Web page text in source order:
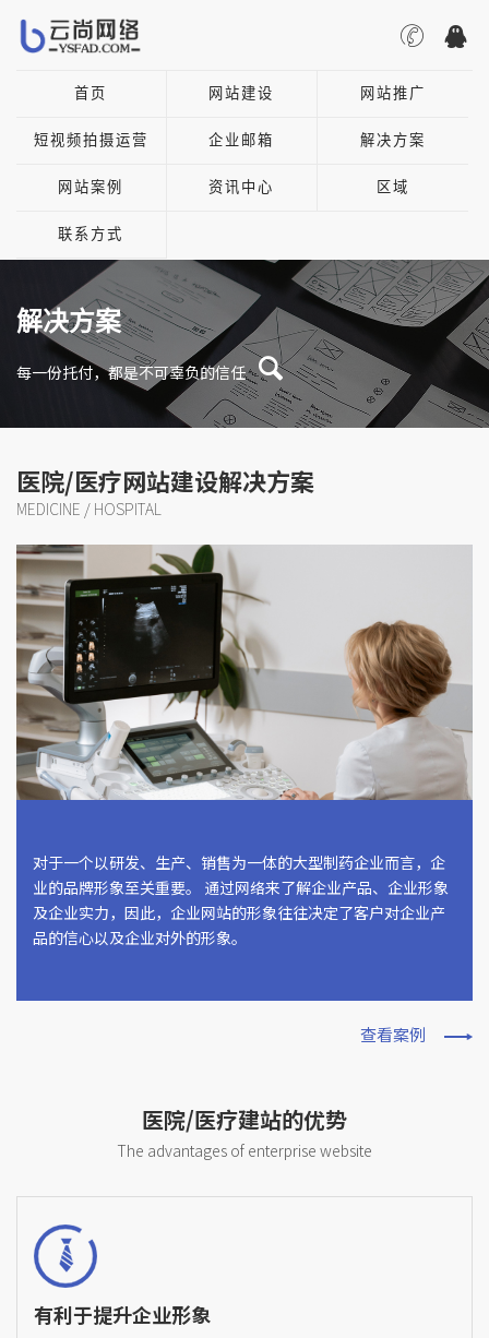
首页 网站建设 网站推广
短视频拍摄运营 企业邮箱 解决方案
网站案例 资讯中心 区域
联系方式
解决方案
每一份托付，都是不可辜负的信任
医院/医疗网站建设解决方案
MEDICINE / HOSPITAL
对于一个以研发、生产、销售为一体的大型制药企业而言，企
业的品牌形象至关重要。 通过网络来了解企业产品、企业形象
及企业实力，因此，企业网站的形象往往决定了客户对企业产
品的信心以及企业对外的形象。
查看案例
医院/医疗建站的优势
The advantages of enterprise website
有利于提升企业形象